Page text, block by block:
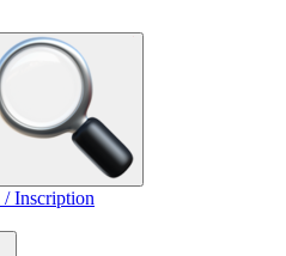
/ Inscription